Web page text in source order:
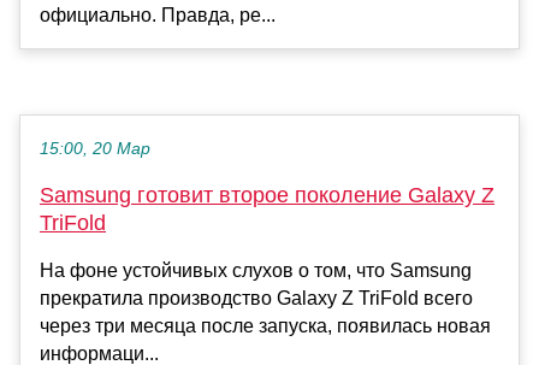
официально. Правда, ре...
15:00, 20 Мар
Samsung готовит второе поколение Galaxy Z
TriFold
На фоне устойчивых слухов о том, что Samsung
прекратила производство Galaxy Z TriFold всего
через три месяца после запуска, появилась новая
информаци...